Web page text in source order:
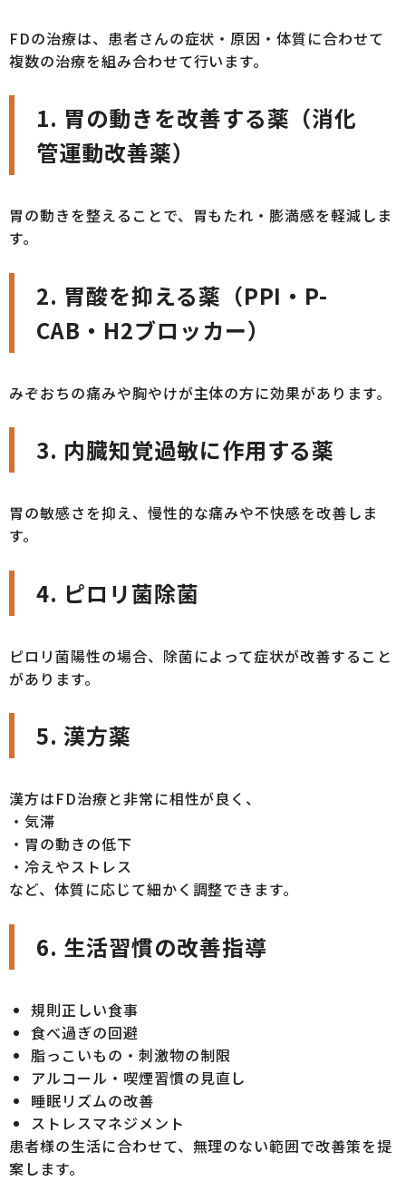
FDの治療は、患者さんの症状・原因・体質に合わせて
複数の治療を組み合わせて行います。
1. 胃の動きを改善する薬（消化
管運動改善薬）
胃の動きを整えることで、胃もたれ・膨満感を軽減しま
す。
2. 胃酸を抑える薬（PPI・P-
CAB・H2ブロッカー）
みぞおちの痛みや胸やけが主体の方に効果があります。
3. 内臓知覚過敏に作用する薬
胃の敏感さを抑え、慢性的な痛みや不快感を改善しま
す。
4. ピロリ菌除菌
ピロリ菌陽性の場合、除菌によって症状が改善すること
があります。
5. 漢方薬
漢方はFD治療と非常に相性が良く、
・気滞
・胃の動きの低下
・冷えやストレス
など、体質に応じて細かく調整できます。
6. 生活習慣の改善指導
規則正しい食事
食べ過ぎの回避
脂っこいもの・刺激物の制限
アルコール・喫煙習慣の見直し
睡眠リズムの改善
ストレスマネジメント
患者様の生活に合わせて、無理のない範囲で改善策を提
案します。